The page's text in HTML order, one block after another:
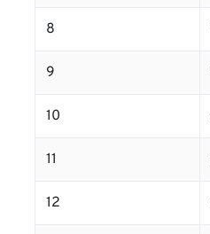
8
9
10
11
12